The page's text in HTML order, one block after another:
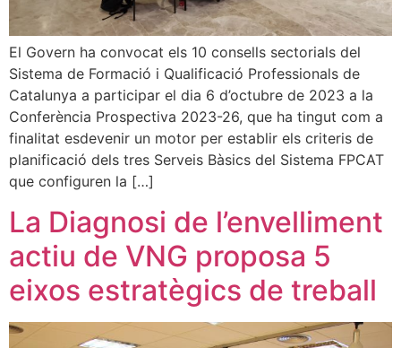
El Govern ha convocat els 10 consells sectorials del
Sistema de Formació i Qualificació Professionals de
Catalunya a participar el dia 6 d’octubre de 2023 a la
Conferència Prospectiva 2023-26, que ha tingut com a
finalitat esdevenir un motor per establir els criteris de
planificació dels tres Serveis Bàsics del Sistema FPCAT
que configuren la […]
La Diagnosi de l’envelliment
actiu de VNG proposa 5
eixos estratègics de treball